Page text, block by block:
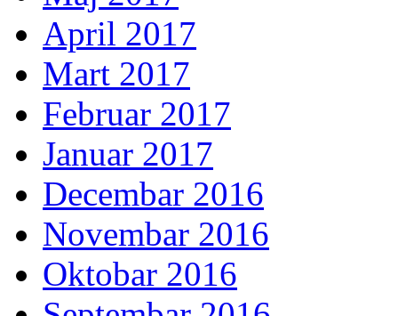
April 2017
Mart 2017
Februar 2017
Januar 2017
Decembar 2016
Novembar 2016
Oktobar 2016